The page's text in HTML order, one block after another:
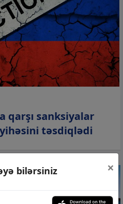
qarşı sanksiyalar
təsdiqlədi
bilərsiniz ×